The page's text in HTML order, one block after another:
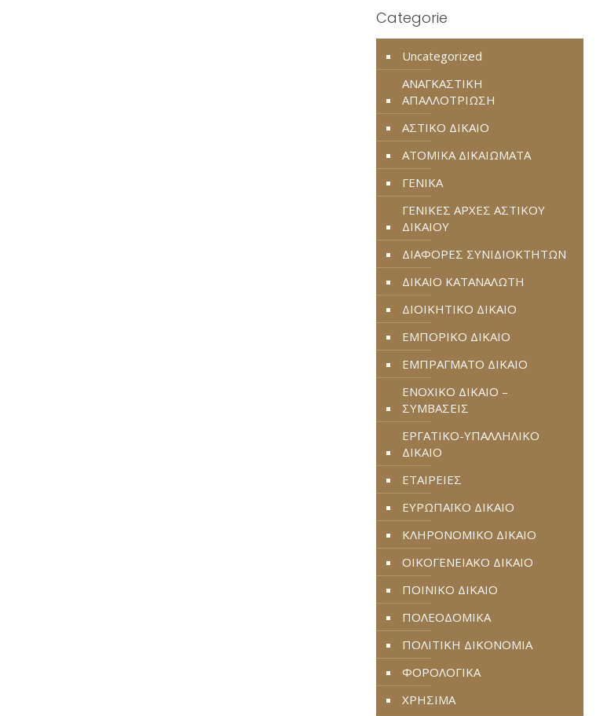
Categorie
Uncategorized
ΑΝΑΓΚΑΣΤΙΚΗ
ΑΠΑΛΛΟΤΡΙΩΣΗ
ΑΣΤΙΚΟ ΔΙΚΑΙΟ
ΑΤΟΜΙΚΑ ΔΙΚΑΙΩΜΑΤΑ
ΓΕΝΙΚΑ
ΓΕΝΙΚΕΣ ΑΡΧΕΣ ΑΣΤΙΚΟΥ
ΔΙΚΑΙΟΥ
ΔΙΑΦΟΡΕΣ ΣΥΝΙΔΙΟΚΤΗΤΩΝ
ΔΙΚΑΙΟ ΚΑΤΑΝΑΛΩΤΗ
ΔΙΟΙΚΗΤΙΚΟ ΔΙΚΑΙΟ
ΕΜΠΟΡΙΚΟ ΔΙΚΑΙΟ
ΕΜΠΡΑΓΜΑΤΟ ΔΙΚΑΙΟ
ΕΝΟΧΙΚΟ ΔΙΚΑΙΟ –
ΣΥΜΒΑΣΕΙΣ
ΕΡΓΑΤΙΚΟ-ΥΠΑΛΛΗΛΙΚΟ
ΔΙΚΑΙΟ
ΕΤΑΙΡΕΙΕΣ
ΕΥΡΩΠΑΪΚΟ ΔΙΚΑΙΟ
ΚΛΗΡΟΝΟΜΙΚΟ ΔΙΚΑΙΟ
ΟΙΚΟΓΕΝΕΙΑΚΟ ΔΙΚΑΙΟ
ΠΟΙΝΙΚΟ ΔΙΚΑΙΟ
ΠΟΛΕΟΔΟΜΙΚΑ
ΠΟΛΙΤΙΚΗ ΔΙΚΟΝΟΜΙΑ
ΦΟΡΟΛΟΓΙΚΑ
ΧΡΗΣΙΜΑ